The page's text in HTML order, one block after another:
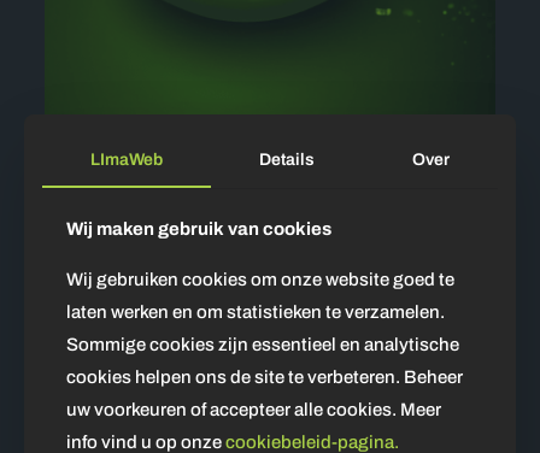
LImaWeb Details Over
Wij maken gebruik van cookies
Wij gebruiken cookies om onze website goed te
laten werken en om statistieken te verzamelen.
Sommige cookies zijn essentieel en analytische
cookies helpen ons de site te verbeteren. Beheer
uw voorkeuren of accepteer alle cookies. Meer
info vind u op onzecookiebeleid-pagina.